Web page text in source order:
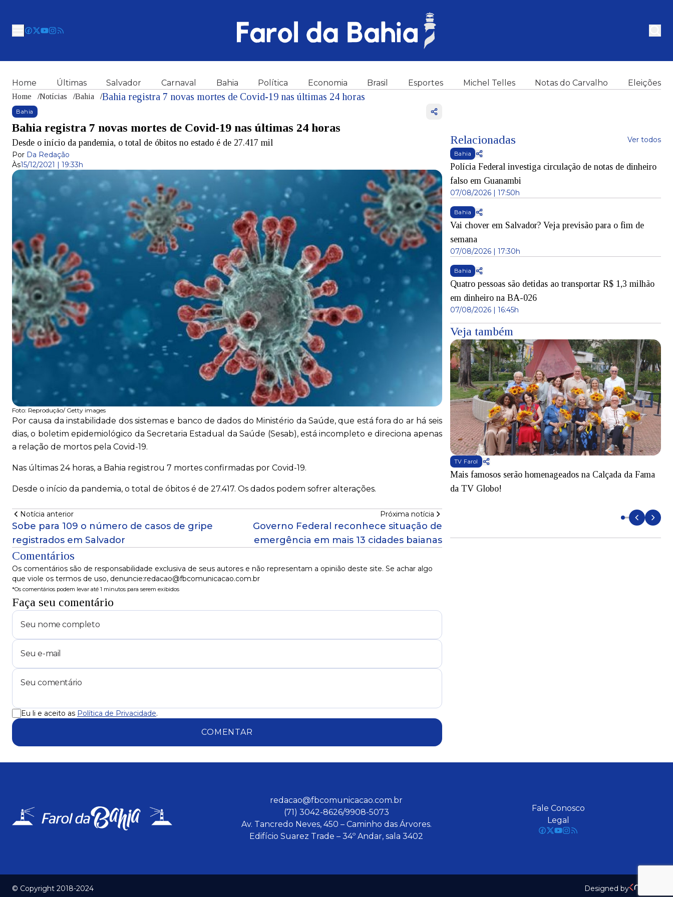
Home Últimas Salvador Carnaval Bahia Política Economia Brasil Esportes Michel Telles Notas do Carvalho Eleições
Home /Notícias /Bahia /Bahia registra 7 novas mortes de Covid-19 nas últimas 24 horas
Bahia
Bahia registra 7 novas mortes de Covid-19 nas últimas 24 horas
Desde o início da pandemia, o total de óbitos no estado é de 27.417 mil
Por Da Redação
Às15/12/2021 | 19:33h
Foto: Reprodução/ Getty images
Por causa da instabilidade dos sistemas e banco de dados do Ministério da Saúde, que está fora do ar há seis
dias, o boletim epidemiológico da Secretaria Estadual da Saúde (Sesab), está incompleto e direciona apenas
a relação de mortos pela Covid-19.
Nas últimas 24 horas, a Bahia registrou 7 mortes confirmadas por Covid-19.
Desde o início da pandemia, o total de óbitos é de 27.417. Os dados podem sofrer alterações.
Notícia anterior
Sobe para 109 o número de casos de gripe
registrados em Salvador
Próxima notícia
Governo Federal reconhece situação de
emergência em mais 13 cidades baianas
Comentários
Os comentários são de responsabilidade exclusiva de seus autores e não representam a opinião deste site. Se achar algo
que viole os termos de uso, denuncie:redacao@fbcomunicacao.com.br
*Os comentários podem levar até 1 minutos para serem exibidos
Faça seu comentário
Eu li e aceito as Política de Privacidade.
COMENTAR
Relacionadas Ver todos
Bahia
Polícia Federal investiga circulação de notas de dinheiro
falso em Guanambi
07/08/2026 | 17:50h
Bahia
Vai chover em Salvador? Veja previsão para o fim de
semana
07/08/2026 | 17:30h
Bahia
Quatro pessoas são detidas ao transportar R$ 1,3 milhão
em dinheiro na BA-026
07/08/2026 | 16:45h
Veja também
TV Farol
Mais famosos serão homenageados na Calçada da Fama
da TV Globo!
redacao@fbcomunicacao.com.br
(71) 3042-8626/9908-5073
Av. Tancredo Neves, 450 – Caminho das Árvores.
Edifício Suarez Trade – 34º Andar, sala 3402
Fale Conosco
Legal
© Copyright 2018-2024 Designed by